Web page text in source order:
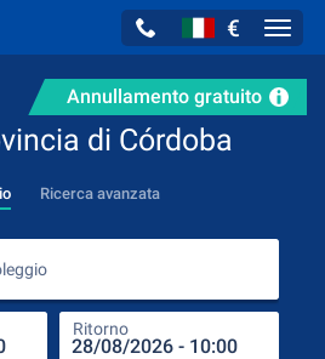
€
Annullamento gratuito
di Córdoba
Ricerca avanzata
Ritorno